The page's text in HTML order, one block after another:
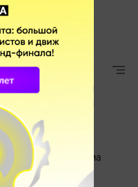
DLC
Реклама. ООО Фирма